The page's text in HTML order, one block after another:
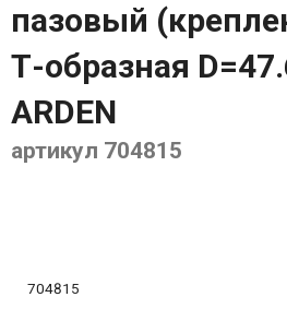
пазовый
Т-образная
ARDEN
артикул 704815
704815